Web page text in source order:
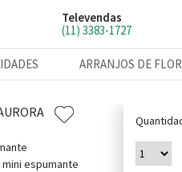
Televendas
(11) 3383-1727
ARRANJOS DE
mini espumante